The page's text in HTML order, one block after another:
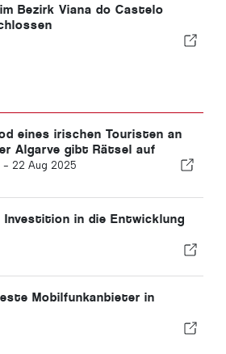
Bezirk Viana do Castelo
eines irischen Touristen an
Algarve gibt Rätsel auf
- 22 Aug 2025
Investition in die Entwicklung
Mobilfunkanbieter in